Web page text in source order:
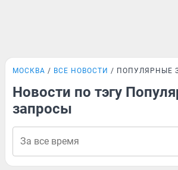
МОСКВА ВСЕ НОВОСТИ ПОПУЛЯРНЫЕ
Новости по тэгу
запросы